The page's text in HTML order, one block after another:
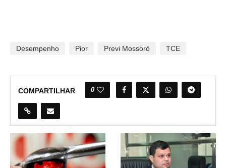
Desempenho Pior Previ Mossoró TCE
COMPARTILHAR 0